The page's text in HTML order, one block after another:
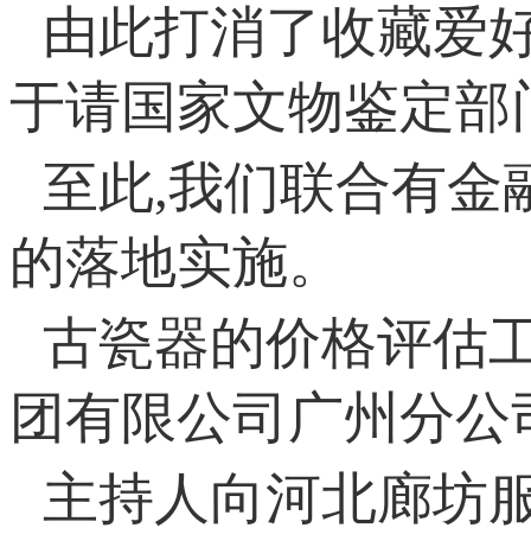
由此打消了收藏爱
于请国家文物鉴定
至此,我们联合有金
的落地实施。
古瓷器的价格评估
团有限公司广州分
主持人向河北廊坊